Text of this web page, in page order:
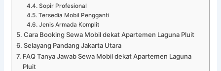
Sopir Profesional
Tersedia Mobil Pengganti
Jenis Armada Komplit
Cara Booking Sewa Mobil dekat Apartemen Laguna Pluit
Selayang Pandang Jakarta Utara
FAQ Tanya Jawab Sewa Mobil dekat Apartemen Laguna
Pluit